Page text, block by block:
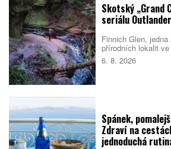
Skotský „Grand
seriálu
Finnich Glen,
přírodních lokalit
majitele. Soutěsku
ale objevila se i v
6. 8. 2026
Spánek,
Zdraví na
jednoduchá